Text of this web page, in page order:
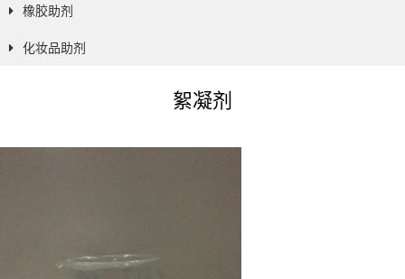
橡胶助剂
化妆品助剂
絮凝剂